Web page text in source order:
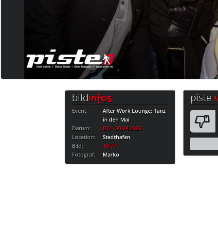
bildinfos
Event:
After Work Lounge: Tanz
in den Mai
Datum:
DO · 30.04.2026
Location:
Stadthafen
Bild:
10/77
Fotograf:
Marko
piste